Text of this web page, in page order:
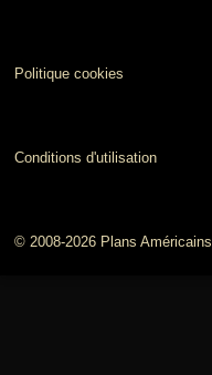
Politique cookies
Conditions d'utilisation
© 2008-2026 Plans Américains